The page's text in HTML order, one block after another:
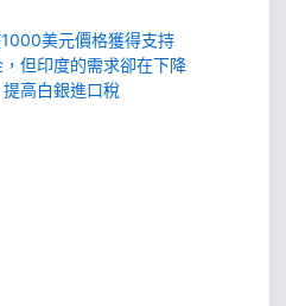
美元價格獲得支持
但印度的需求卻在下降
高白銀進口稅